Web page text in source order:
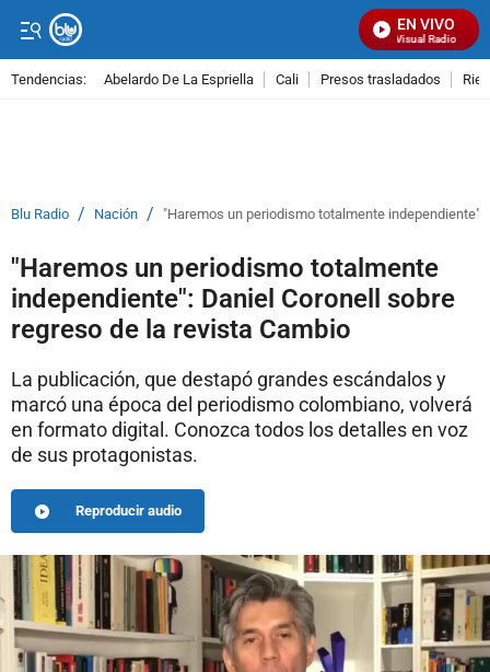
EN VIVO
Señal Visual Radio
Tendencias: Abelardo De La Espriella Cali Presos trasladados
Blu Radio / Nación / "Haremos un periodismo totalmente
"Haremos un periodismo totalmente
independiente": Daniel Coronell sobre
regreso de la revista Cambio
La publicación, que destapó grandes escándalos y
marcó una época del periodismo colombiano, volverá
en formato digital. Conozca todos los detalles en voz
de sus protagonistas.
Reproducir audio